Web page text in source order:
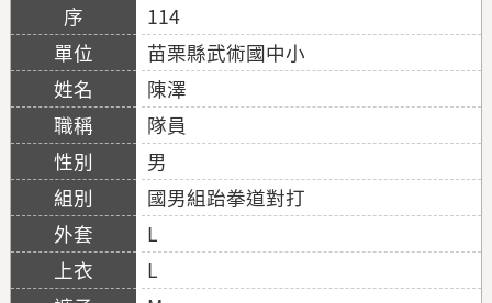
114
苗栗縣武術國中小
陳澤
隊員
男
國男組跆拳道對打
L
L